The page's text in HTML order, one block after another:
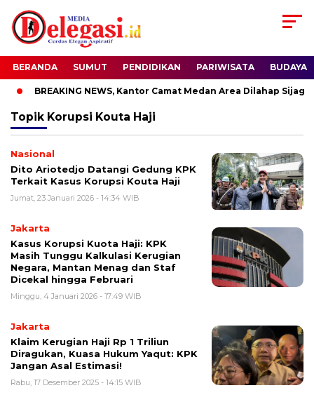
BERANDA SUMUT PENDIDIKAN PARIWISATA BUDAYA
BREAKING NEWS, Kantor Camat Medan Area Dilahap Sijago
Topik Korupsi Kouta Haji
Nasional
Dito Ariotedjo Datangi Gedung KPK
Terkait Kasus Korupsi Kouta Haji
Jumat, 23 Januari 2026 - 14:34 WIB
Jakarta
Kasus Korupsi Kuota Haji: KPK
Masih Tunggu Kalkulasi Kerugian
Negara, Mantan Menag dan Staf
Dicekal hingga Februari
Minggu, 4 Januari 2026 - 17:49 WIB
Jakarta
Klaim Kerugian Haji Rp 1 Triliun
Diragukan, Kuasa Hukum Yaqut: KPK
Jangan Asal Estimasi!
Rabu, 17 Desember 2025 - 14:15 WIB